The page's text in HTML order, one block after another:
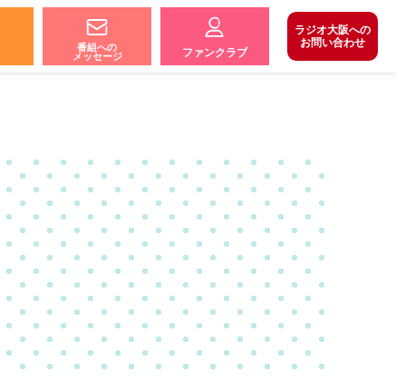
番組への
メッセージ
ファンクラブ
ラジオ大阪への
お問い合わせ